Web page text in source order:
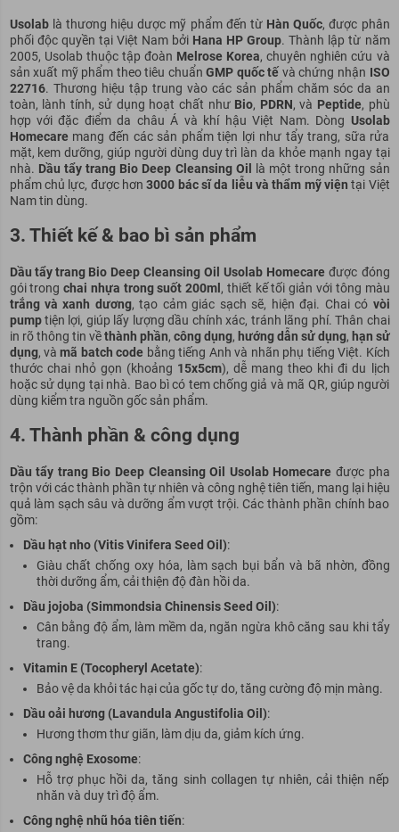
Usolablà thương hiệu dược mỹ phẩm đến từ Hàn Quốc, được phân
phối độc quyền tại Việt Nam bởi Hana HP Group. Thành lập từ năm
2005, Usolab thuộc tập đoàn Melrose Korea, chuyên nghiên cứu và
sản xuất mỹ phẩm theo tiêu chuẩnGMP quốc tế và chứng nhận ISO
22716. Thương hiệu tập trung vào các sản phẩm chăm sóc da an
toàn, lành tính, sử dụng hoạt chất như Bio, PDRN, và Peptide, phù
hợp với đặc điểm da châu Á và khí hậu Việt Nam. Dòng Usolab
Homecare mang đến các sản phẩm tiện lợi như tẩy trang, sữa rửa
mặt, kem dưỡng, giúp người dùng duy trì làn da khỏe mạnh ngay tại
nhà. Dầu tẩy trang Bio Deep Cleansing Oil
là một trong những sản
phẩm chủ lực, được hơn3000 bác sĩ da liễu và thẩm mỹ viện tại Việt
Nam tin dùng.
3. Thiết kế & bao bì sản phẩm
Dầu tẩy trang BioDeep Cleansing Oil Usolab Homecare được đóng
gói trongchai nhựa trong suốt 200ml , thiết kế tối giản với tông màu
trắng và xanh dương, tạo cảm giác sạch sẽ, hiện đại. Chai có vòi
pumptiện lợi, giúp lấy lượng dầu chính xác, tránh lãng phí. Thân chai
in rõ thông tin vềthành phần, công dụng, hướng dẫn sử dụng, hạn sử
dụng, vàmã batch code bằng tiếng Anh và nhãn phụ tiếng Việt. Kích
thước chai nhỏ gọn (khoảng 15x5cm), dễ mang theo khi đi du lịch
hoặc sử dụng tại nhà. Bao bì có tem chống giả và mã QR, giúp người
dùng kiểm tra nguồn gốc sản phẩm.
4. Thành phần & công dụng
Dầu tẩy trang Bio Deep Cleansing Oil Usolab Homecare được pha
trộn với các thành phần tự nhiên và công nghệ tiên tiến, mang lại hiệu
quả làm sạch sâu và dưỡng ẩm vượt trội. Các thành phần chính bao
gồm:
Dầu hạt nho (Vitis Vinifera Seed Oil):
Giàu chất chống oxy hóa, làm sạch bụi bẩn và bã nhờn, đồng
thời dưỡng ẩm, cải thiện độ đàn hồi da.
Dầu jojoba (Simmondsia Chinensis Seed Oil):
Cân bằng độ ẩm, làm mềm da, ngăn ngừa khô căng sau khi tẩy
trang.
Vitamin E (Tocopheryl Acetate):
Bảo vệ da khỏi tác hại của gốc tự do, tăng cường độ mịn màng.
Dầu oải hương (Lavandula Angustifolia Oil):
Hương thơm thư giãn, làm dịu da, giảm kích ứng.
Công nghệ Exosome:
Hỗ trợ phục hồi da, tăng sinh collagen tự nhiên, cải thiện nếp
nhăn và duy trì độ ẩm.
Công nghệ nhũ hóa tiên tiến: